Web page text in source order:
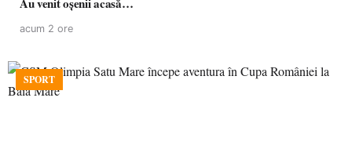
acum 2 ore
SPORT